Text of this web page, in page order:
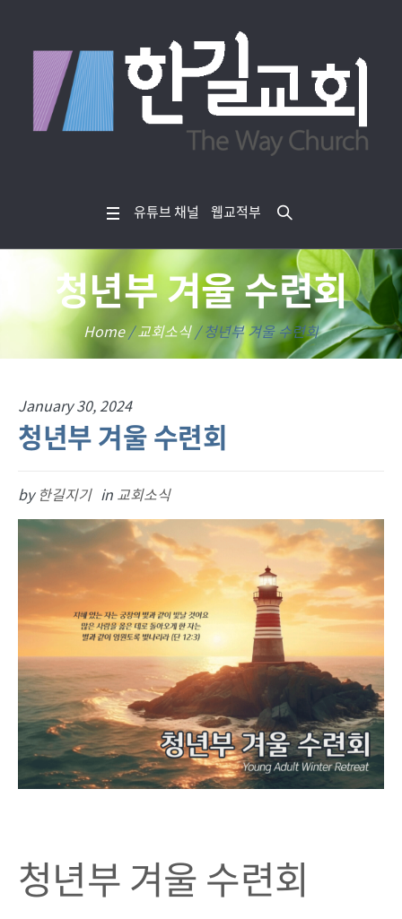
유튜브 채널 웹교적부
청년부 겨울 수련회
Home /교회소식 /청년부 겨울 수련회
January 30, 2024
청년부 겨울 수련회
by 한길지기 in 교회소식
청년부 겨울 수련회